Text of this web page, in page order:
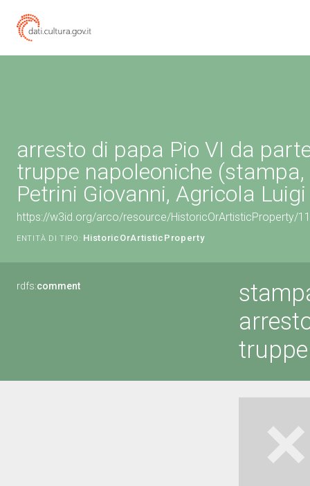
arresto di papa Pio VI da
truppe napoleoniche (stampa,
Petrini Giovanni, Agricola
https://w3id.org/arco/resource/HistoricOrArtisticProperty/
ENTITÀ DI TIPO: HistoricOrArtisticProperty
rdfs:comment